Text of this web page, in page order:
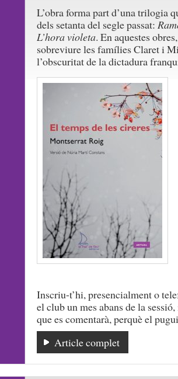
L’obra forma part d’una trilogia
dels setanta del segle passat:
L’hora violeta. En aquestes
sobreviure les famílies Claret i
l’obscuritat de la dictadura
Inscriu-t’hi, presencialment o
el club un mes abans de la
que es comentarà, perquè el
Article complet